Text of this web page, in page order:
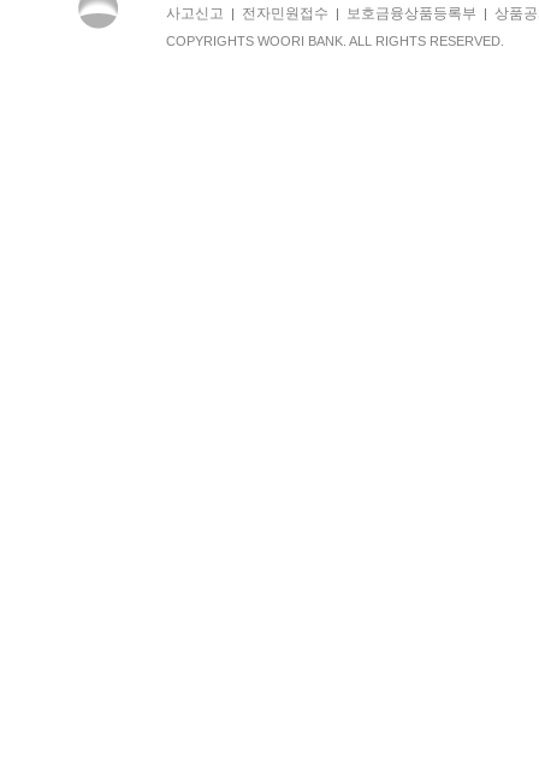
사고신고 전자민원접수 보호금융상품등록부 상품
COPYRIGHTS WOORI BANK. ALL RIGHTS RESERVED.